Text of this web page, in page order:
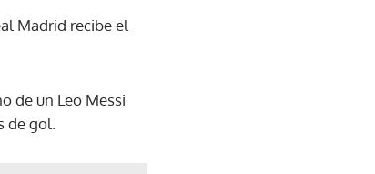
Madrid recibe el
de un Leo Messi
de gol.